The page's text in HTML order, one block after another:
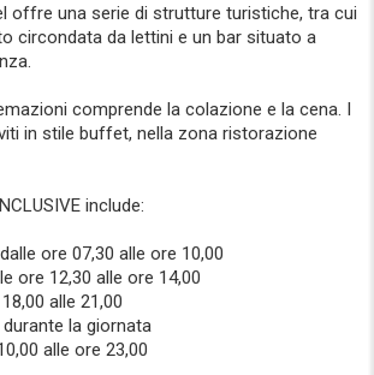
offre una serie di strutture turistiche, tra cui
circondata da lettini e un bar situato a
comprende la colazione e la cena. I
in stile buffet, nella zona ristorazione
include:
ore 07,30 alle ore 10,00
ore 12,30 alle ore 14,00
alle 21,00
la giornata
alle ore 23,00